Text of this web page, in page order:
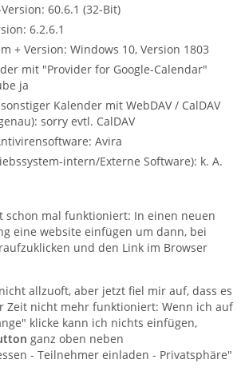
60.6.1 (32-Bit)
6.2.6.1
+ Version: Windows 10, Version 1803
mit "Provider for Google-Calendar"
ja
Kalender mit WebDAV / CalDAV
sorry evtl. CalDAV
Avira
intern/Externe Software): k. A.
schon mal funktioniert: In einen neuen
eine website einfügen um dann, bei
und den Link im Browser
allzuoft, aber jetzt fiel mir auf, dass es
Zeit nicht mehr funktioniert: Wenn ich auf
klicke kann ich nichts einfügen,
ganz oben neben
- Teilnehmer einladen - Privatsphäre"